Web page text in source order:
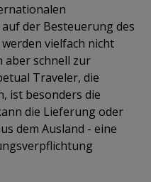
der Besteuerung des
vielfach nicht
aber schnell zur
Traveler, die
ist besonders die
die Lieferung oder
dem Ausland - eine